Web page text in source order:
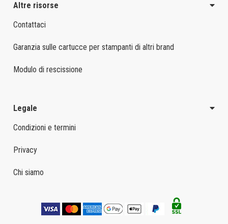
Altre risorse
Contattaci
Garanzia sulle cartucce per stampanti di altri brand
Modulo di rescissione
Legale
Condizioni e termini
Privacy
Chi siamo